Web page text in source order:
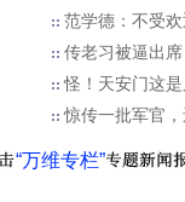
范学德：不受
传老习被逼出
怪！天安门这
惊传一批军官
“万维专栏”